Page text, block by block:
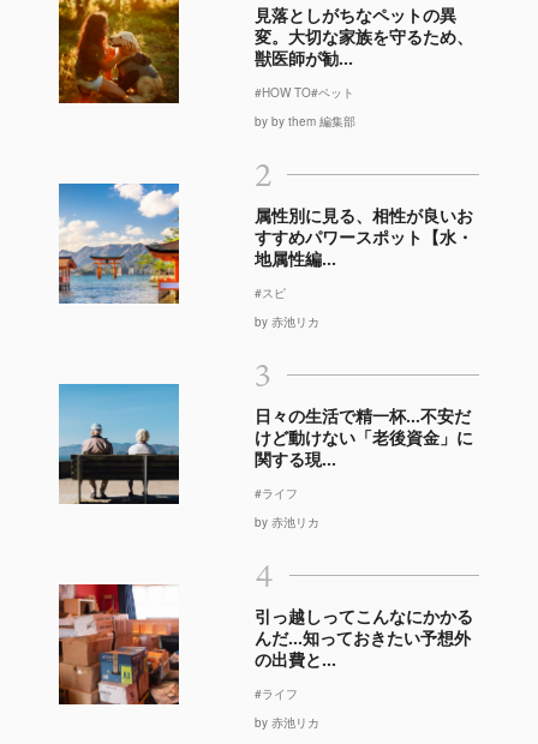
見落としがちなペットの異
変。大切な家族を守るため、
獣医師が勧...
#HOW TO#ペット
by by them 編集部
2
属性別に見る、相性が良いお
すすめパワースポット【水・
地属性編...
#スピ
by 赤池リカ
3
日々の生活で精一杯…不安だ
けど動けない「老後資金」に
関する現...
#ライフ
by 赤池リカ
4
引っ越しってこんなにかかる
んだ…知っておきたい予想外
の出費と...
#ライフ
by 赤池リカ